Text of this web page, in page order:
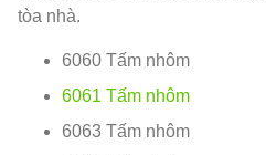
tòa nhà.
6060 Tấm nhôm
6061 Tấm nhôm
6063 Tấm nhôm